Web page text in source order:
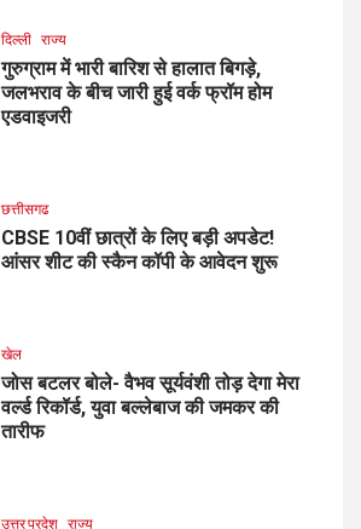
दिल्ली राज्य
गुरुग्राम में भारी बारिश से हालात बिगड़े,
जलभराव के बीच जारी हुई वर्क फ्रॉम होम
एडवाइजरी
छत्तीसगढ
CBSE 10वीं छात्रों के लिए बड़ी अपडेट!
आंसर शीट की स्कैन कॉपी के आवेदन शुरू
खेल
जोस बटलर बोले- वैभव सूर्यवंशी तोड़ देगा मेरा
वर्ल्ड रिकॉर्ड, युवा बल्लेबाज की जमकर की
तारीफ
उत्तर प्रदेश राज्य